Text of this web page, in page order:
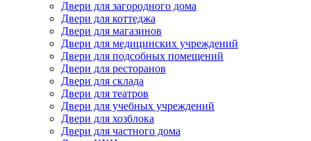
Двери для загородного дома
Двери для коттеджа
Двери для магазинов
Двери для медицинских учреждений
Двери для подсобных помещений
Двери для ресторанов
Двери для склада
Двери для театров
Двери для учебных учреждений
Двери для хозблока
Двери для частного дома